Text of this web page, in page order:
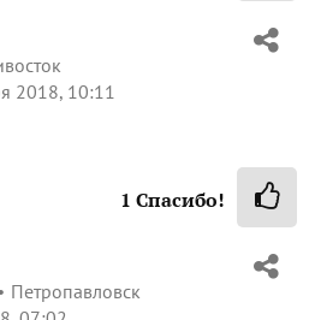
2018, 10:11
1 Спасибо!
Петропавловск